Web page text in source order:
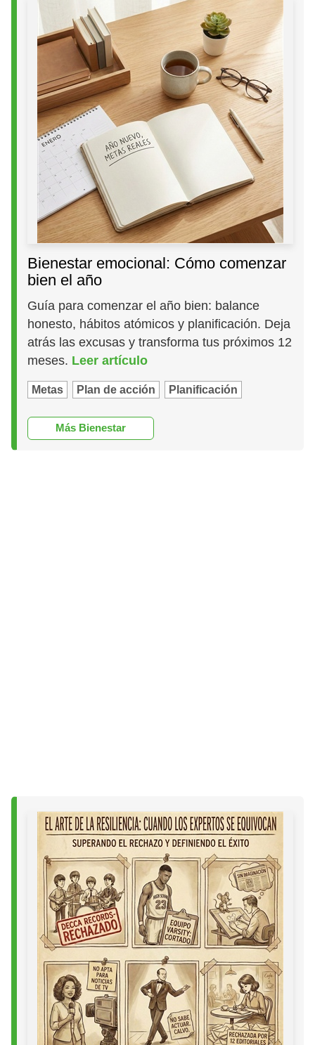
Bienestar emocional: Cómo comenzar
bien el año
Guía para comenzar el año bien: balance
honesto, hábitos atómicos y planificación. Deja
atrás las excusas y transforma tus próximos 12
meses. Leer artículo
Metas Plan de acción Planificación
Más Bienestar